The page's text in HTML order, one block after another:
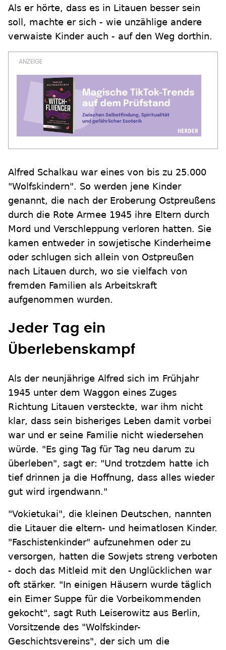
Als er hörte, dass es in Litauen besser sein
soll, machte er sich - wie unzählige andere
verwaiste Kinder auch - auf den Weg dorthin.
Alfred Schalkau war eines von bis zu 25.000
"Wolfskindern". So werden jene Kinder
genannt, die nach der Eroberung Ostpreußens
durch die Rote Armee 1945 ihre Eltern durch
Mord und Verschleppung verloren hatten. Sie
kamen entweder in sowjetische Kinderheime
oder schlugen sich allein von Ostpreußen
nach Litauen durch, wo sie vielfach von
fremden Familien als Arbeitskraft
aufgenommen wurden.
Jeder Tag ein
Überlebenskampf
Als der neunjährige Alfred sich im Frühjahr
1945 unter dem Waggon eines Zuges
Richtung Litauen versteckte, war ihm nicht
klar, dass sein bisheriges Leben damit vorbei
war und er seine Familie nicht wiedersehen
würde. "Es ging Tag für Tag neu darum zu
überleben", sagt er: "Und trotzdem hatte ich
tief drinnen ja die Hoffnung, dass alles wieder
gut wird irgendwann."
"Vokietukai", die kleinen Deutschen, nannten
die Litauer die eltern- und heimatlosen Kinder.
"Faschistenkinder" aufzunehmen oder zu
versorgen, hatten die Sowjets streng verboten
- doch das Mitleid mit den Unglücklichen war
oft stärker. "In einigen Häusern wurde täglich
ein Eimer Suppe für die Vorbeikommenden
gekocht", sagt Ruth Leiserowitz aus Berlin,
Vorsitzende des "Wolfskinder-
Geschichtsvereins", der sich um die